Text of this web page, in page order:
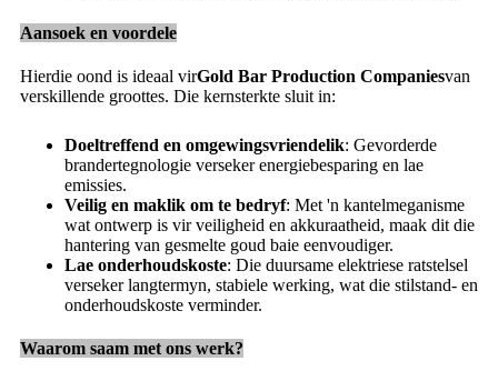
Aansoek en voordele
Hierdie oond is ideaal virGold Bar Production Companiesvan
verskillende groottes. Die kernsterkte sluit in:
Doeltreffend en omgewingsvriendelik: Gevorderde
brandertegnologie verseker energiebesparing en lae
emissies.
Veilig en maklik om te bedryf: Met 'n kantelmeganisme
wat ontwerp is vir veiligheid en akkuraatheid, maak dit die
hantering van gesmelte goud baie eenvoudiger.
Lae onderhoudskoste: Die duursame elektriese ratstelsel
verseker langtermyn, stabiele werking, wat die stilstand- en
onderhoudskoste verminder.
Waarom saam met ons werk?